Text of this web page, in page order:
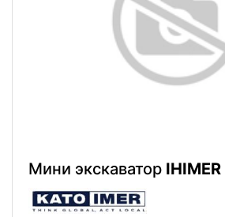
Мини экскаватор IHIMER